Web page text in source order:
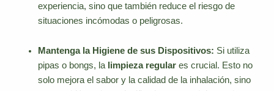
experiencia, sino que también reduce el riesgo de
situaciones incómodas o peligrosas.
Mantenga la Higiene de sus Dispositivos: Si utiliza
pipas o bongs, la limpieza regulares crucial. Esto no
solo mejora el sabor y la calidad de la inhalación, sino